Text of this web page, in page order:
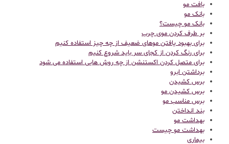
بافت مو
بانک مو
بانک مو چیست؟
بر طرف کردن موی چرب
برای بهبود یافتن موهای ضعیف از چه چیز استفاده کنیم
برای رنگ کردن از کجای سر باید شروع کنیم
برای متصل کردن اکستنشن از چه روش هایی استفاده می شود
برداشتن ابرو
برس کشیدن
برس کشیدن مو
برس مناسب مو
بند انداختن
بهداشت مو
بهداشت مو چیست
بیماری